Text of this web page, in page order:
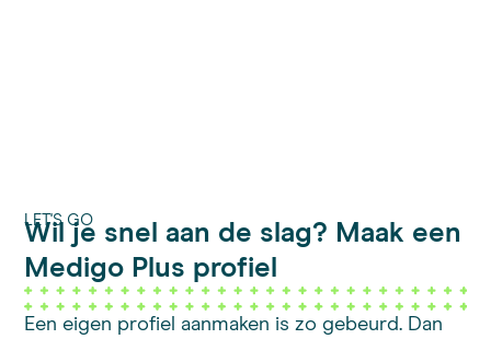
LET'S GO
Wil je snel aan de slag? Maak een
Medigo Plus profiel
Een eigen profiel aanmaken is zo gebeurd. Dan